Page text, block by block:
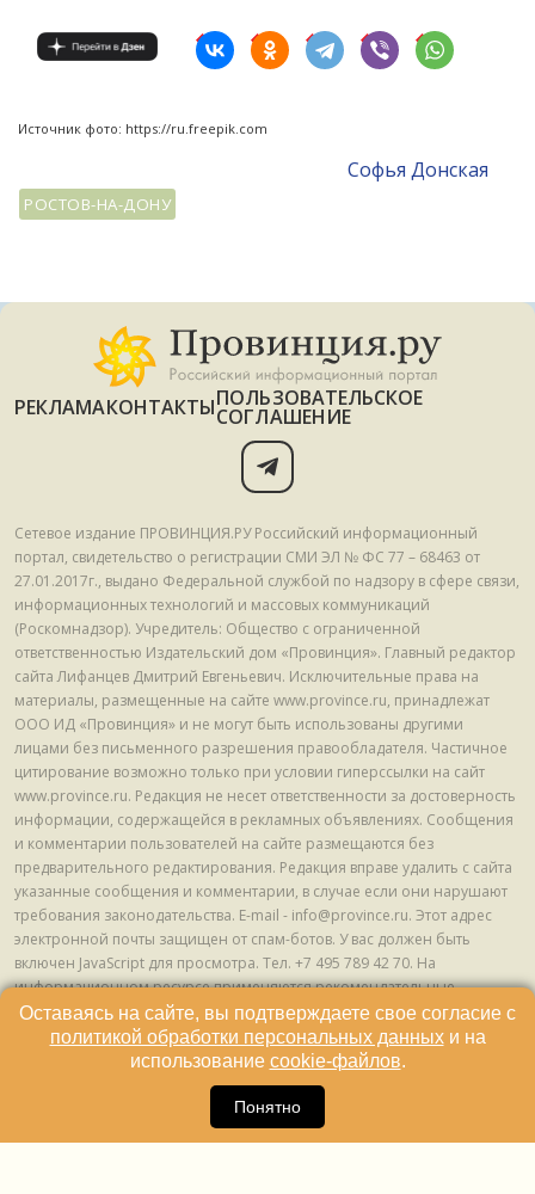
Источник фото: https://ru.freepik.com
Софья Донская
РОСТОВ-НА-ДОНУ
РЕКЛАМАКОНТАКТЫПОЛЬЗОВАТЕЛЬСКОЕ
СОГЛАШЕНИЕ
Сетевое издание ПРОВИНЦИЯ.РУ Российский информационный
портал, свидетельство о регистрации СМИ ЭЛ № ФС 77 – 68463 от
27.01.2017г., выдано Федеральной службой по надзору в сфере связи,
информационных технологий и массовых коммуникаций
(Роскомнадзор). Учредитель: Общество с ограниченной
ответственностью Издательский дом «Провинция». Главный редактор
сайта Лифанцев Дмитрий Евгеньевич. Исключительные права на
материалы, размещенные на сайте www.province.ru, принадлежат
ООО ИД «Провинция» и не могут быть использованы другими
лицами без письменного разрешения правообладателя. Частичное
цитирование возможно только при условии гиперссылки на сайт
www.province.ru. Редакция не несет ответственности за достоверность
информации, содержащейся в рекламных объявлениях. Сообщения
и комментарии пользователей на сайте размещаются без
предварительного редактирования. Редакция вправе удалить с сайта
указанные сообщения и комментарии, в случае если они нарушают
требования законодательства. E-mail - info@province.ru. Этот адрес
электронной почты защищен от спам-ботов. У вас должен быть
включен JavaScript для просмотра. Tел. +7 495 789 42 70. На
информационном ресурсе применяются рекомендательные
технологии (информационные технологии предоставления
информации на основе сбора, систематизации и анализа сведений,
относящихся к предпочтениям пользователей сети "Интернет",
находящихся на территории Российской Федерации) © ООО ИД
Оставаясь на сайте, вы подтверждаете свое согласие с
политикой обработки персональных данныхи на
использование cookie-файлов.
Понятно